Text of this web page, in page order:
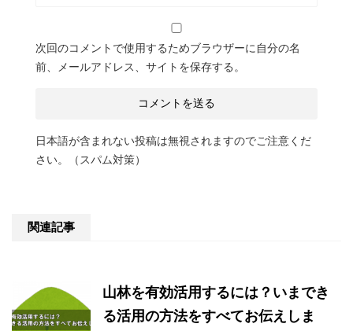
次回のコメントで使用するためブラウザーに自分の名
前、メールアドレス、サイトを保存する。
日本語が含まれない投稿は無視されますのでご注意くだ
さい。（スパム対策）
関連記事
山林を有効活用するには？いまでき
る活用の方法をすべてお伝えしま